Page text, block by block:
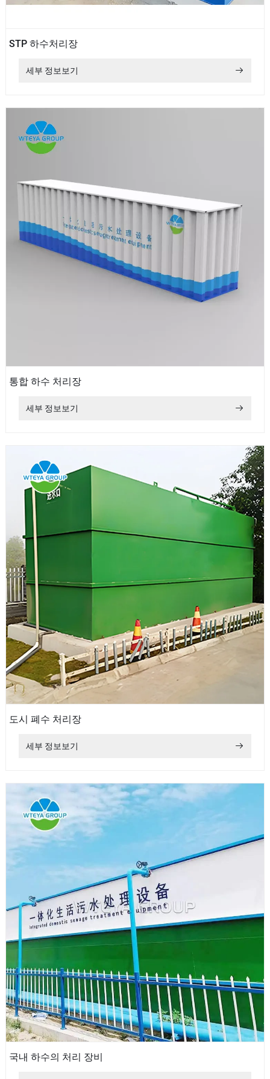
STP 하수처리장
세부 정보보기
통합 하수 처리장
세부 정보보기
도시 폐수 처리장
세부 정보보기
국내 하수의 처리 장비